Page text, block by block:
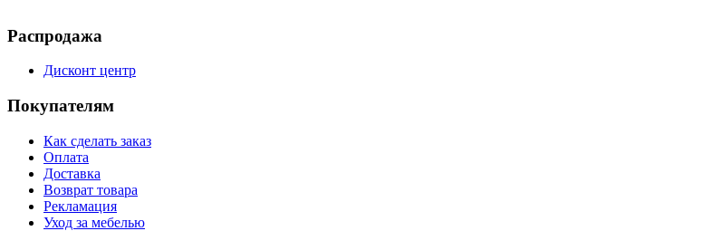
Распродажа
Дисконт центр
Покупателям
Как сделать заказ
Оплата
Доставка
Возврат товара
Рекламация
Уход за мебелью